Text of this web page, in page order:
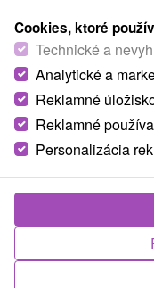
Cookies, ktoré
Technické a
Analytické a
Reklamné
Reklamné
Personalizácia